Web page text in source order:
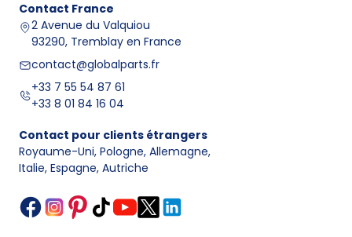
Contact France
2 Avenue du Valquiou
93290, Tremblay en France
contact@globalparts.fr
+33 7 55 54 87 61
+33 8 01 84 16 04
Contact pour clients étrangers
Royaume-Uni, Pologne, Allemagne,
Italie, Espagne, Autriche